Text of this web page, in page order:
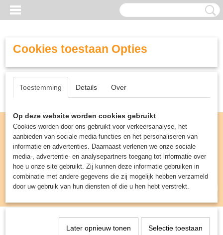
Inloggen Registreren
UW WINKELWAGEN
(0)
Ruilkaarten>Accessoires
Cookies toestaan Opties
Toestemming Details Over
Op deze website worden cookies gebruikt
Cookies worden door ons gebruikt voor verkeersanalyse, het
aanbieden van sociale media-functies en het personaliseren van
informatie en advertenties. Daarnaast verlenen we onze sociale
media-, advertentie- en analysepartners toegang tot informatie over
hoe u onze site gebruikt. Zij kunnen deze informatie gebruiken in
combinatie met andere gegevens die zij mogelijk hebben verzameld
door uw gebruik van hun diensten of die u hen hebt verstrekt.
Later opnieuw tonen Selectie toestaan